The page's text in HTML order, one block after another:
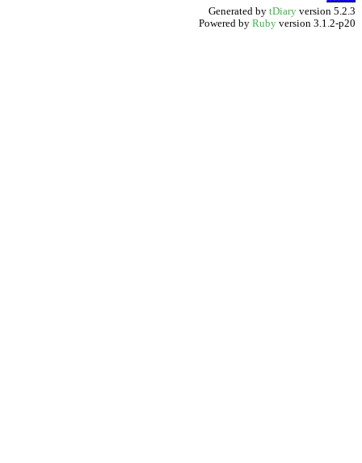
Generated by tDiary version 5.2.3
Powered by Ruby version 3.1.2-p20